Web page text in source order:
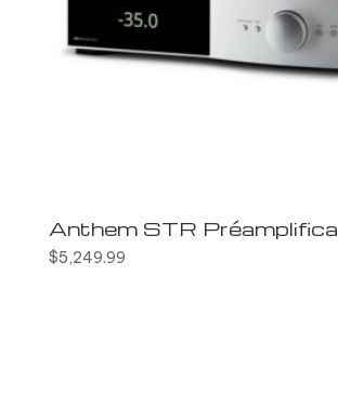
Anthem STR
$5,249.99